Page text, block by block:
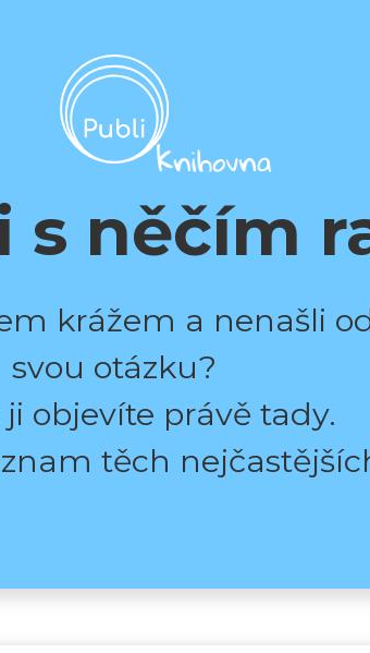
s něčím
krážem a nenašli
svou otázku?
ji objevíte právě tady.
těch